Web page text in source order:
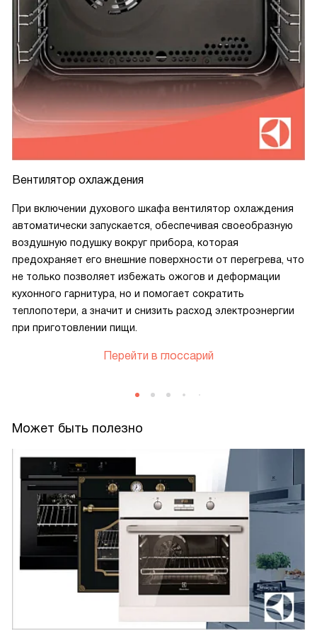
Вентилятор охлаждения
При включении духового шкафа вентилятор охлаждения
автоматически запускается, обеспечивая своеобразную
воздушную подушку вокруг прибора, которая
предохраняет его внешние поверхности от перегрева, что
не только позволяет избежать ожогов и деформации
кухонного гарнитура, но и помогает сократить
теплопотери, а значит и снизить расход электроэнергии
при приготовлении пищи.
Перейти в глоссарий
Может быть полезно